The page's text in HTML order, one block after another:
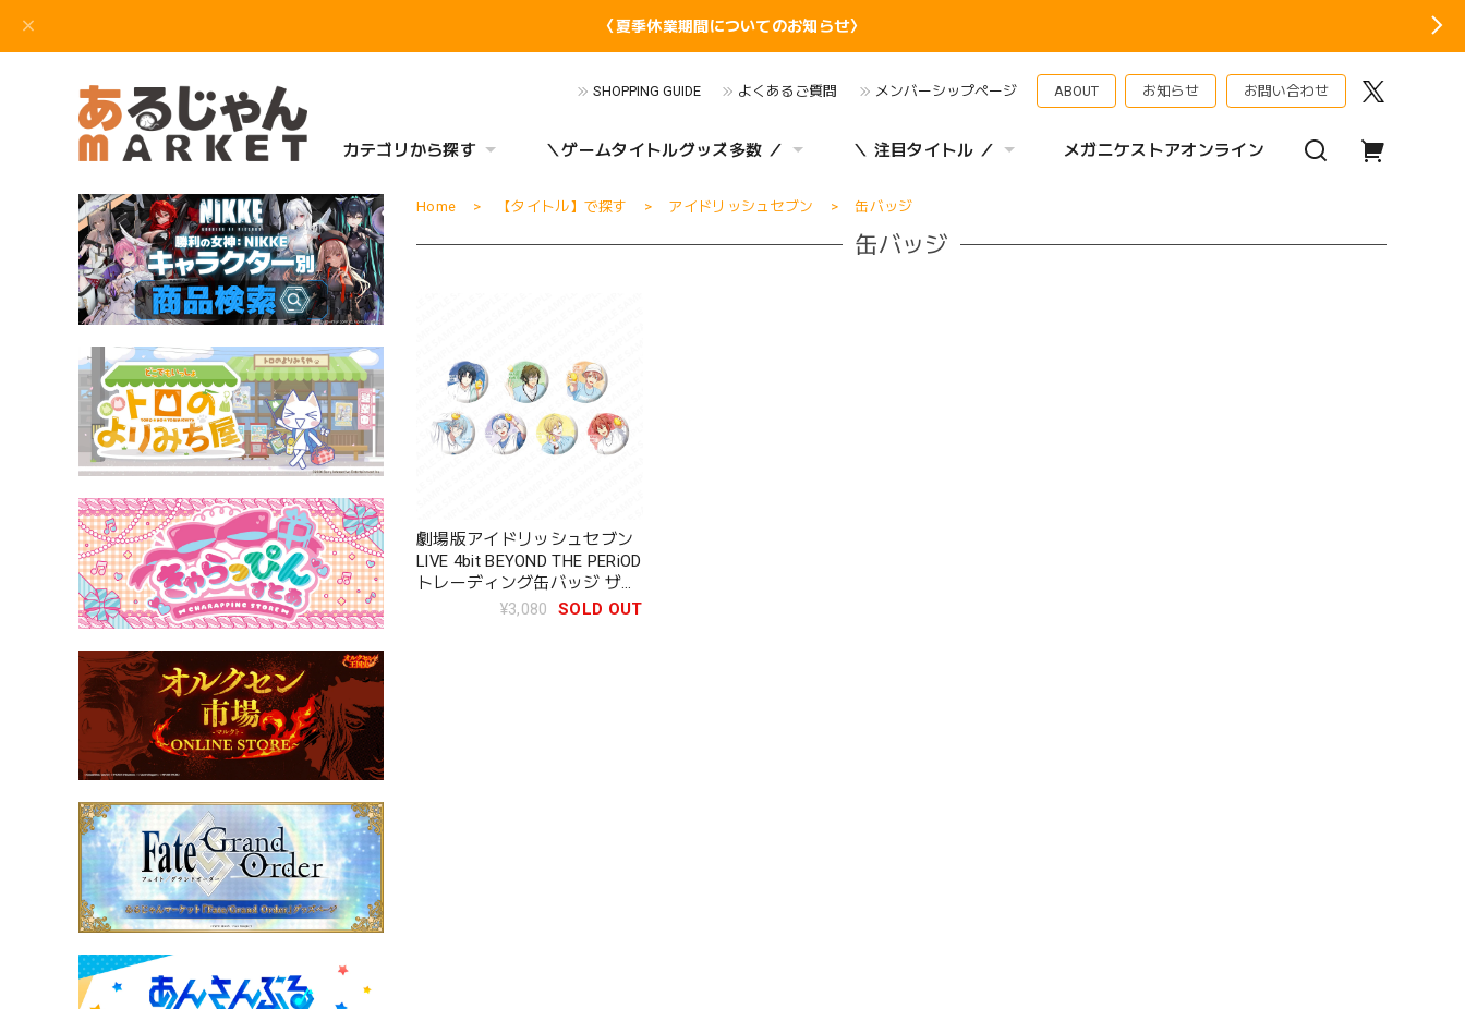
〈夏季休業期間についてのお知らせ〉
SHOPPING GUIDE よくあるご質問 メンバーシップページ ABOUT お知らせ お問い合わせ
カテゴリから探す ＼ゲームタイトルグッズ多数 ／ ＼ 注目タイトル ／ メガニケストアオンライン
Home 【タイトル】で探す アイドリッシュセブン 缶バッジ
缶バッジ
劇場版アイドリッシュセブン
LIVE 4bit BEYOND THE PERiOD
トレーディング缶バッジ ザテ
¥3,080 SOLD OUT